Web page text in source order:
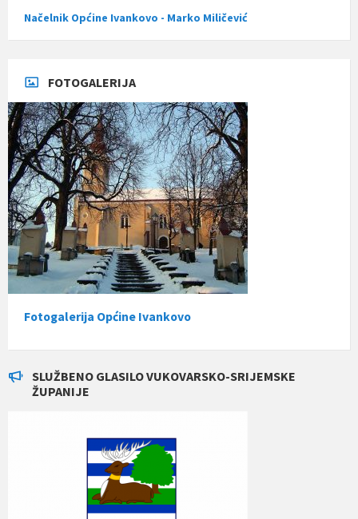
Načelnik Općine Ivankovo - Marko Miličević
FOTOGALERIJA
Fotogalerija Općine Ivankovo
SLUŽBENO GLASILO VUKOVARSKO-SRIJEMSKE
ŽUPANIJE